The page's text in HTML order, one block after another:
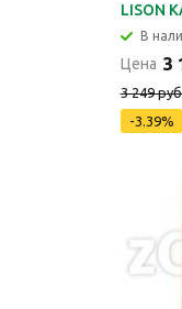
LISON
В
Цена 3
3 249
-3.39%